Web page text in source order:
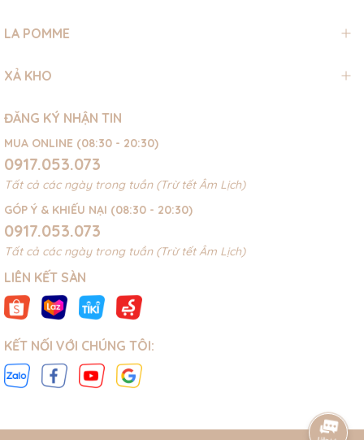
LA POMME
XẢ KHO
ĐĂNG KÝ NHẬN TIN
MUA ONLINE (08:30 - 20:30)
0917.053.073
Tất cả các ngày trong tuần (Trừ tết Âm Lịch)
GÓP Ý & KHIẾU NẠI (08:30 - 20:30)
0917.053.073
Tất cả các ngày trong tuần (Trừ tết Âm Lịch)
LIÊN KẾT SÀN
KẾT NỐI VỚI CHÚNG TÔI: